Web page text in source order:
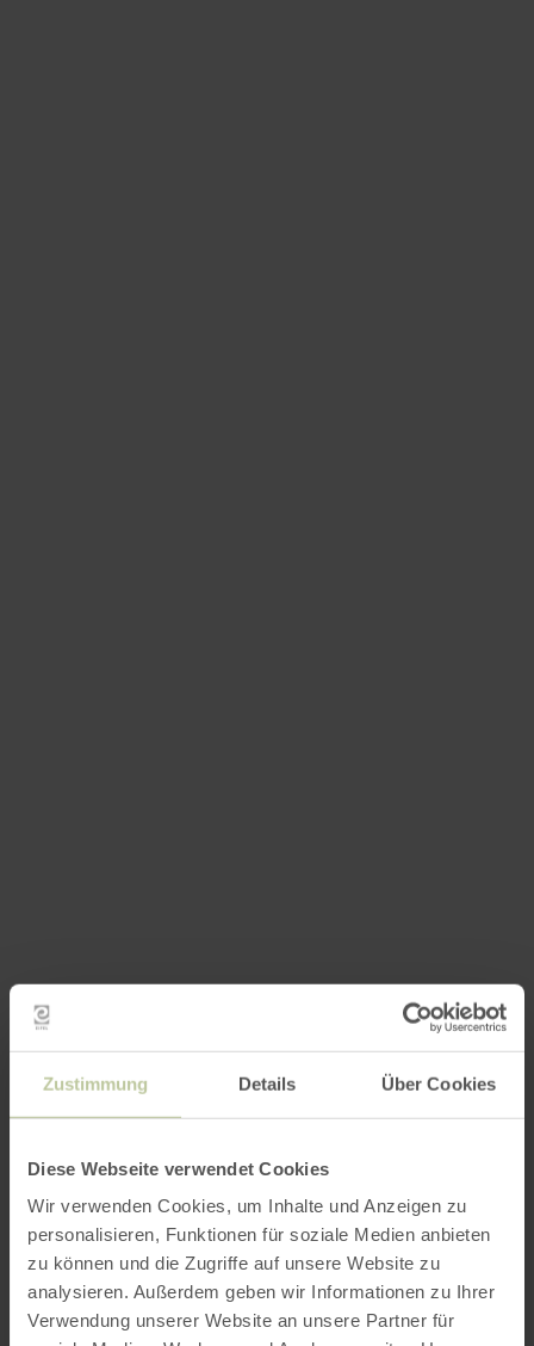
Zustimmung Details Über Cookies
Diese Webseite verwendet Cookies
Wir verwenden Cookies, um Inhalte und Anzeigen zu
personalisieren, Funktionen für soziale Medien anbieten
zu können und die Zugriffe auf unsere Website zu
analysieren. Außerdem geben wir Informationen zu Ihrer
Verwendung unserer Website an unsere Partner für